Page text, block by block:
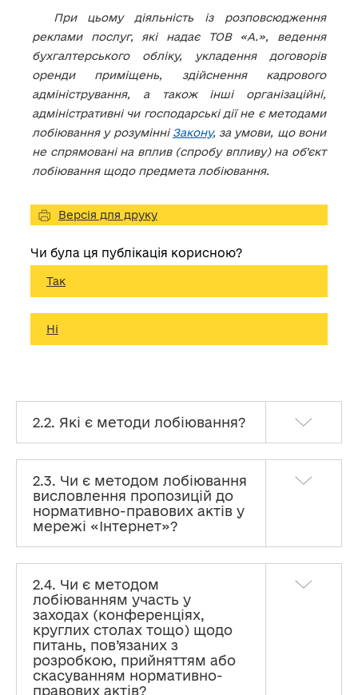
При цьому діяльність із розповсюдження
реклами послуг, які надає ТОВ «А.», ведення
бухгалтерського обліку, укладення договорів
оренди приміщень, здійснення кадрового
адміністрування, а також інші організаційні,
адміністративні чи господарські дії не є методами
лобіювання у розумінніЗакону, за умови, що вони
не спрямовані на вплив (спробу впливу) на об’єкт
лобіювання щодо предмета лобіювання.
Версія для друку
Чи була ця публікація корисною?
Так
Ні
2.2. Які є методи лобіювання?
2.3. Чи є методом лобіювання
висловлення пропозицій до
нормативно-правових актів у
мережі «Інтернет»?
2.4. Чи є методом
лобіюванням участь у
заходах (конференціях,
круглих столах тощо) щодо
питань, пов’язаних з
розробкою, прийняттям або
скасуванням нормативно-
правових актів?